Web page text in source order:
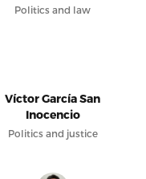
Politics and law
Víctor García San
Inocencio
Politics and justice